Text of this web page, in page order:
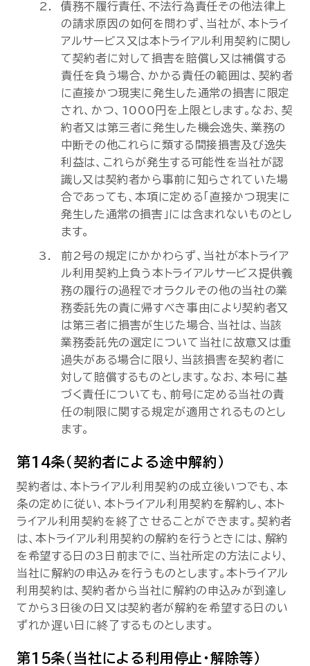
債務不履行責任、不法行為責任その他法律上
の請求原因の如何を問わず、当社が、本トライ
アルサービス又は本トライアル利用契約に関し
て契約者に対して損害を賠償し又は補償する
責任を負う場合、かかる責任の範囲は、契約者
に直接かつ現実に発生した通常の損害に限定
され、かつ、1000円を上限とします。なお、契
約者又は第三者に発生した機会逸失、業務の
中断その他これらに類する間接損害及び逸失
利益は、これらが発生する可能性を当社が認
識し又は契約者から事前に知らされていた場
合であっても、本項に定める「直接かつ現実に
発生した通常の損害」には含まれないものとし
ます。
前2号の規定にかかわらず、当社が本トライア
ル利用契約上負う本トライアルサービス提供義
務の履行の過程でオラクルその他の当社の業
務委託先の責に帰すべき事由により契約者又
は第三者に損害が生じた場合、当社は、当該
業務委託先の選定について当社に故意又は重
過失がある場合に限り、当該損害を契約者に
対して賠償するものとします。なお、本号に基
づく責任についても、前号に定める当社の責
任の制限に関する規定が適用されるものとし
ます。
第14条（契約者による途中解約）
契約者は、本トライアル利用契約の成立後いつでも、本
条の定めに従い、本トライアル利用契約を解約し、本ト
ライアル利用契約を終了させることができます。契約者
は、本トライアル利用契約の解約を行うときには、解約
を希望する日の3日前までに、当社所定の方法により、
当社に解約の申込みを行うものとします。本トライアル
利用契約は、契約者から当社に解約の申込みが到達し
てから3日後の日又は契約者が解約を希望する日のい
ずれか遅い日に終了するものとします。
第15条（当社による利用停止・解除等）